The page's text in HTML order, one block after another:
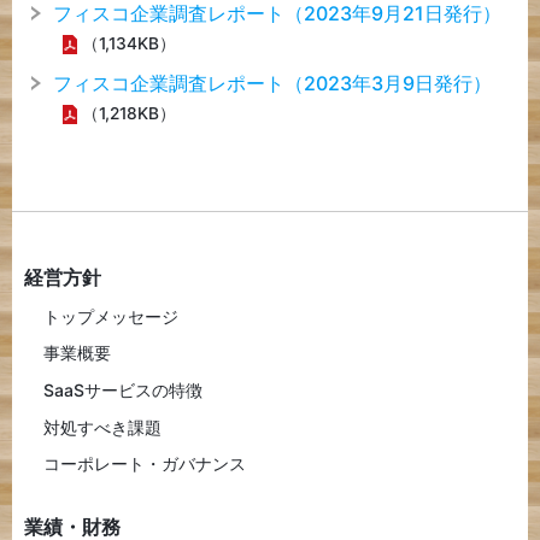
フィスコ企業調査レポート（2023年9月21日発行）
（1,134KB）
フィスコ企業調査レポート（2023年3月9日発行）
（1,218KB）
経営方針
トップメッセージ
事業概要
SaaSサービスの特徴
対処すべき課題
コーポレート・ガバナンス
業績・財務